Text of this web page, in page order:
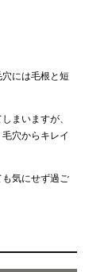
には毛根と短
まいますが、
穴からキレイ
気にせず過ご